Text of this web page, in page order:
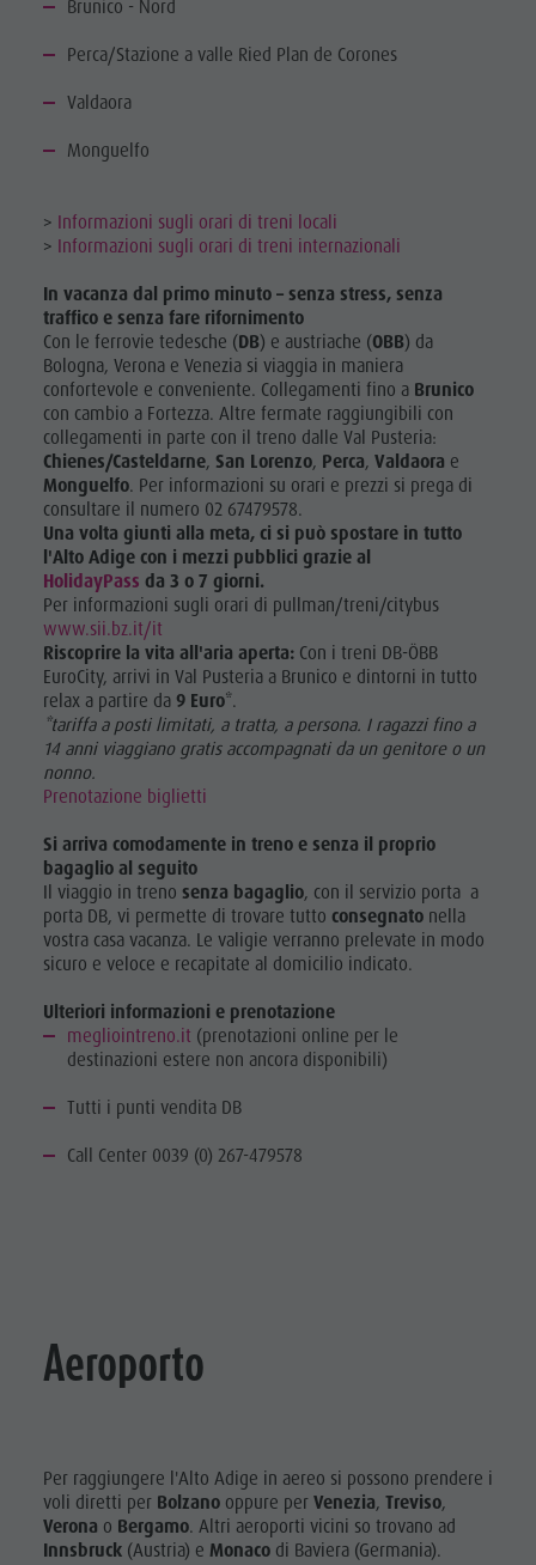
Brunico - Nord
Perca/Stazione a valle Ried Plan de Corones
Valdaora
Monguelfo
> Informazioni sugli orari di treni locali
> Informazioni sugli orari di treni internazionali
In vacanza dal primo minuto – senza stress, senza
traffico e senza fare rifornimento
Con le ferrovie tedesche (DB) e austriache (OBB) da
Bologna, Verona e Venezia si viaggia in maniera
confortevole e conveniente. Collegamenti fino a Brunico
con cambio a Fortezza. Altre fermate raggiungibili con
collegamenti in parte con il treno dalle Val Pusteria:
Chienes/Casteldarne, San Lorenzo, Perca, Valdaora e
Monguelfo. Per informazioni su orari e prezzi si prega di
consultare il numero 02 67479578.
Una volta giunti alla meta, ci si può spostare in tutto
l'Alto Adige con i mezzi pubblici grazie al
HolidayPass da 3 o 7 giorni.
Per informazioni sugli orari di pullman/treni/citybus
www.sii.bz.it/it
Riscoprire la vita all'aria aperta: Con i treni DB-ÖBB
EuroCity, arrivi in Val Pusteria a Brunico e dintorni in tutto
relax a partire da 9 Euro*.
*tariffa a posti limitati, a tratta, a persona. I ragazzi fino a
14 anni viaggiano gratis accompagnati da un genitore o un
nonno.
Prenotazione biglietti
Si arriva comodamente in treno e senza il proprio
bagaglio al seguito
Il viaggio in treno senza bagaglio, con il servizio porta a
porta DB, vi permette di trovare tutto consegnato nella
vostra casa vacanza. Le valigie verranno prelevate in modo
sicuro e veloce e recapitate al domicilio indicato.
Ulteriori informazioni e prenotazione
megliointreno.it (prenotazioni online per le
destinazioni estere non ancora disponibili)
Tutti i punti vendita DB
Call Center 0039 (0) 267-479578
Aeroporto
Per raggiungere l'Alto Adige in aereo si possono prendere i
voli diretti per Bolzano oppure per Venezia, Treviso,
Verona o Bergamo. Altri aeroporti vicini so trovano ad
Innsbruck (Austria) e Monaco di Baviera (Germania).